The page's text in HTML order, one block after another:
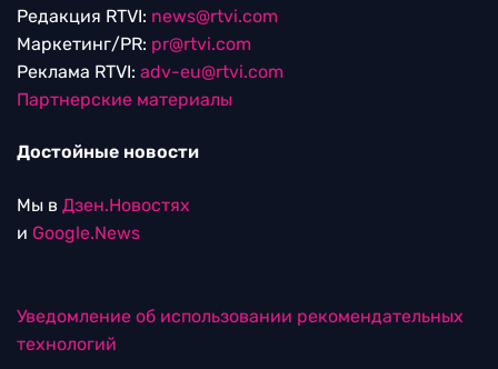
Редакция RTVI: news@rtvi.com
Маркетинг/PR: pr@rtvi.com
Реклама RTVI: adv-eu@rtvi.com
Партнерские материалы
Достойные новости
Мы в Дзен.Новостях
и Google.News
Уведомление об использовании рекомендательных
технологий